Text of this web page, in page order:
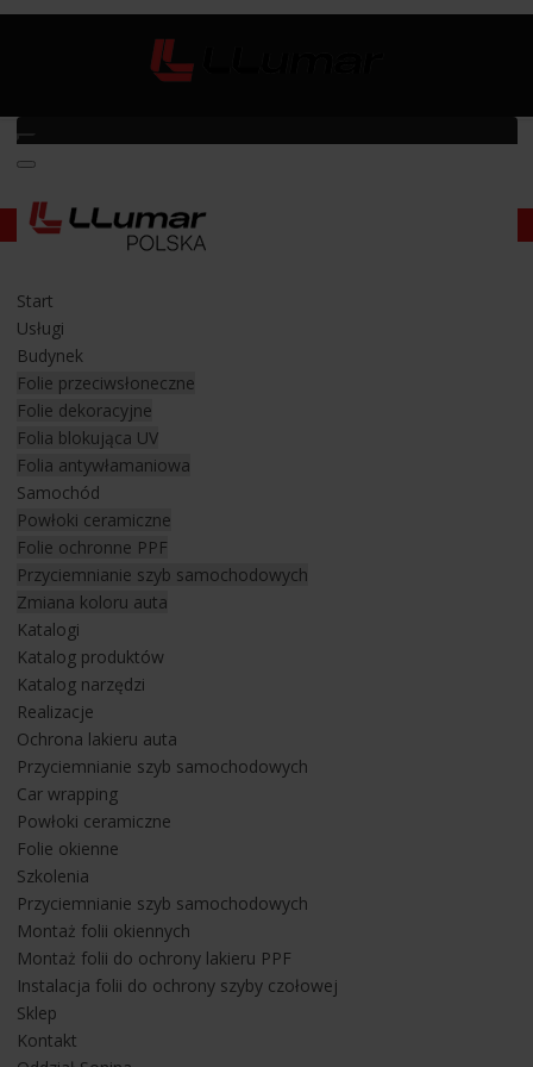
Start
Usługi
Budynek
Folie przeciwsłoneczne
Folie dekoracyjne
Folia blokująca UV
Folia antywłamaniowa
Samochód
Powłoki ceramiczne
Folie ochronne PPF
Przyciemnianie szyb samochodowych
Zmiana koloru auta
Katalogi
Katalog produktów
Katalog narzędzi
Realizacje
Ochrona lakieru auta
Przyciemnianie szyb samochodowych
Car wrapping
Powłoki ceramiczne
Folie okienne
Szkolenia
Przyciemnianie szyb samochodowych
Montaż folii okiennych
Montaż folii do ochrony lakieru PPF
Instalacja folii do ochrony szyby czołowej
Sklep
Kontakt
Ochrona lakieru samochodowego
Najbardziej ekskluzywny sedan marki Lexus model LS 500h
hybrydowy z Rzeszowa przybył do nas na całościowe
zabezpieczenie lakieru folią bezbarwną typu PPF. W naszym
oddziale w Rzeszowie przeprowadziliśmy w hybrydzie
instalację folii bezbarwnej typu PPF na takich elementach
- cała przednia maska,
- elementy wnętrza auta w tym wyświetlacze.
Do ochrony lakieru hybrydowego auta Lexusa LS 500h
zastosowano
mikronów z 10 letnią gwarancją
samonaprawcze tzn. drobne rysy powstałe na jej powierzchni
są w stanie zabliźnić się pod wpływem temperatury. Dzięki
swojej grubości folia świetnie zabezpiecza lakier przed
obiciami i otarciami w trakcie codziennej eksploatacji